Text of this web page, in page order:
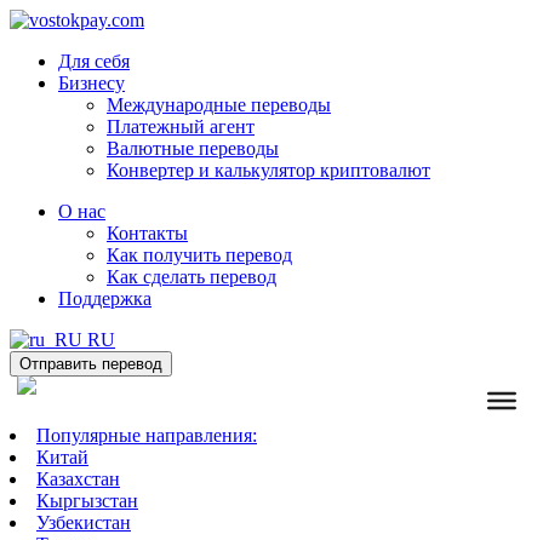
Для себя
Бизнесу
Международные переводы
Платежный агент
Валютные переводы
Конвертер и калькулятор криптовалют
О нас
Контакты
Как получить перевод
Как сделать перевод
Поддержка
RU
Отправить перевод
Популярные направления:
Китай
Казахстан
Кыргызстан
Узбекистан